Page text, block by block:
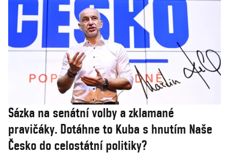
Sázka na senátní volby a zklamané
pravičáky. Dotáhne to Kuba s hnutím Naše
Česko do celostátní politiky?